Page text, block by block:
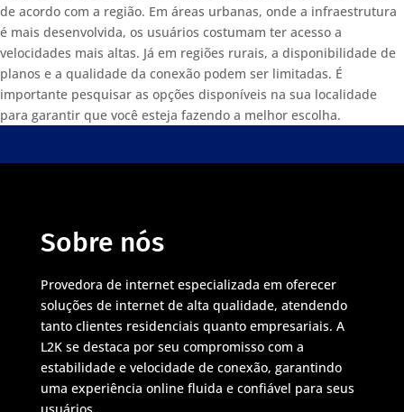
de acordo com a região. Em áreas urbanas, onde a infraestrutura
é mais desenvolvida, os usuários costumam ter acesso a
velocidades mais altas. Já em regiões rurais, a disponibilidade de
planos e a qualidade da conexão podem ser limitadas. É
importante pesquisar as opções disponíveis na sua localidade
para garantir que você esteja fazendo a melhor escolha.
Sobre nós
Provedora de internet especializada em oferecer
soluções de internet de alta qualidade, atendendo
tanto clientes residenciais quanto empresariais. A
L2K se destaca por seu compromisso com a
estabilidade e velocidade de conexão, garantindo
uma experiência online fluida e confiável para seus